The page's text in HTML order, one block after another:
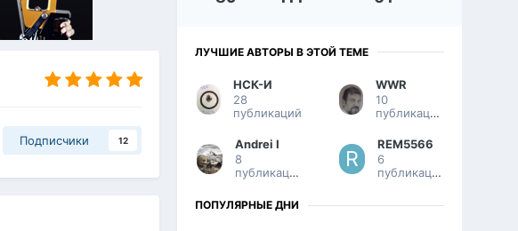
Подписчики 12
ЛУЧШИЕ АВТОРЫ В ЭТОЙ ТЕМЕ
НСК-И
28
публикаций
WWR
10
публикаций
Andrei I
8
публикаций
REM5566
6
публикаций
ПОПУЛЯРНЫЕ ДНИ